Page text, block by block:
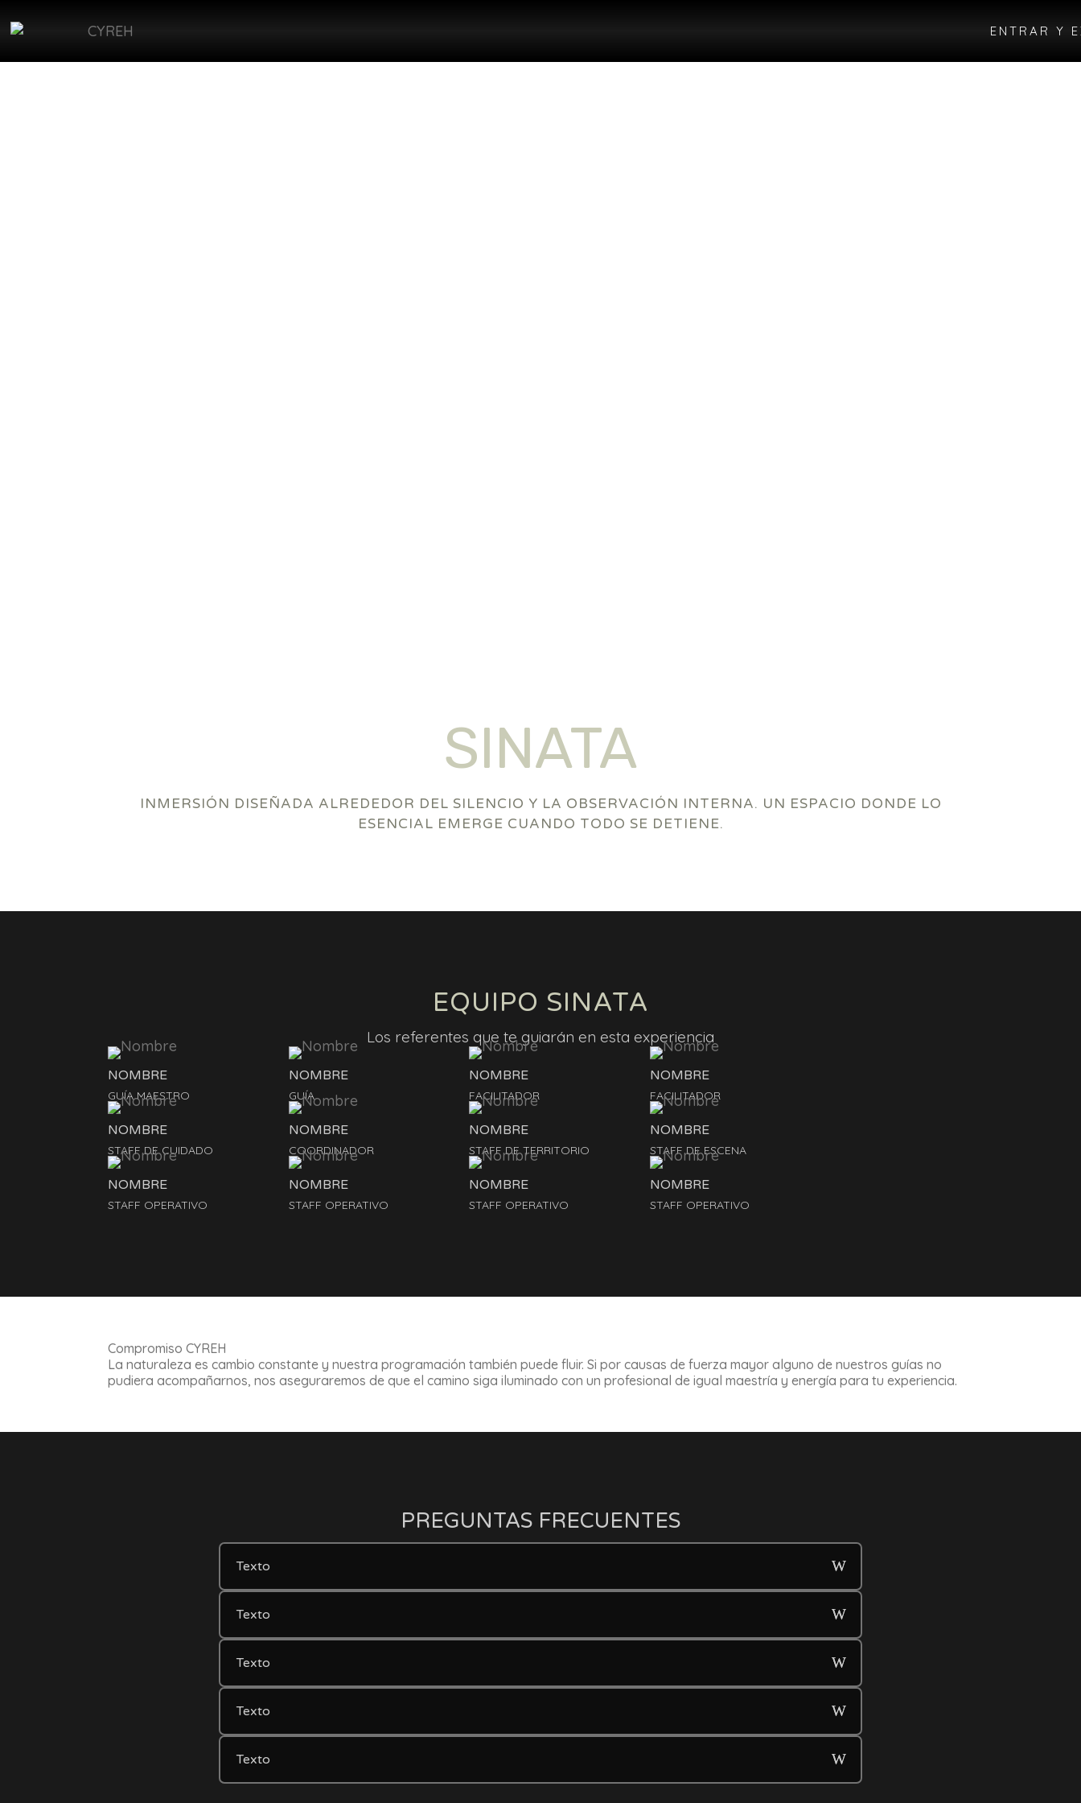
ENTRAR Y
SINATA
INMERSIÓN DISEÑADA ALREDEDOR DEL SILENCIO Y LA OBSERVACIÓN INTERNA. UN ESPACIO DONDE LO
ESENCIAL EMERGE CUANDO TODO SE DETIENE.
EQUIPO SINATA
Los referentes que te guiarán en esta experiencia
NOMBRE
GUÍA MAESTRO
NOMBRE
GUÍA
NOMBRE
FACILITADOR
NOMBRE
FACILITADOR
NOMBRE
STAFF DE CUIDADO
NOMBRE
COORDINADOR
NOMBRE
STAFF DE TERRITORIO
NOMBRE
STAFF DE ESCENA
NOMBRE
STAFF OPERATIVO
NOMBRE
STAFF OPERATIVO
NOMBRE
STAFF OPERATIVO
NOMBRE
STAFF OPERATIVO
Compromiso CYREH
La naturaleza es cambio constante y nuestra programación también puede fluir. Si por causas de fuerza mayor alguno de nuestros guías no
pudiera acompañarnos, nos aseguraremos de que el camino siga iluminado con un profesional de igual maestría y energía para tu experiencia.
PREGUNTAS FRECUENTES
Texto
Texto
Texto
Texto
Texto